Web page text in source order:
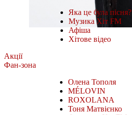
Яка це була пісня?
Музика Хіт FM
Афіша
Хітове відео
Акції
Фан-зона
Олена Тополя
MÉLOVIN
ROXOLANA
Тоня Матвієнко